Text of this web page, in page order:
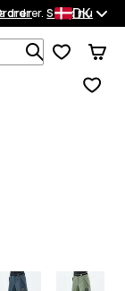
ordrer.Shop nu
DK
Søg i 1